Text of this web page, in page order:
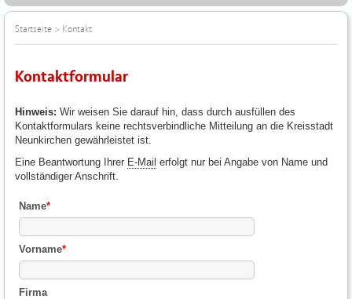
Startseite > Kontakt
Kontaktformular
Hinweis: Wir weisen Sie darauf hin, dass durch ausfüllen des
Kontaktformulars keine rechtsverbindliche Mitteilung an die Kreisstadt
Neunkirchen gewährleistet ist.
Eine Beantwortung Ihrer E-Mail erfolgt nur bei Angabe von Name und
vollständiger Anschrift.
Name*
Vorname*
Firma